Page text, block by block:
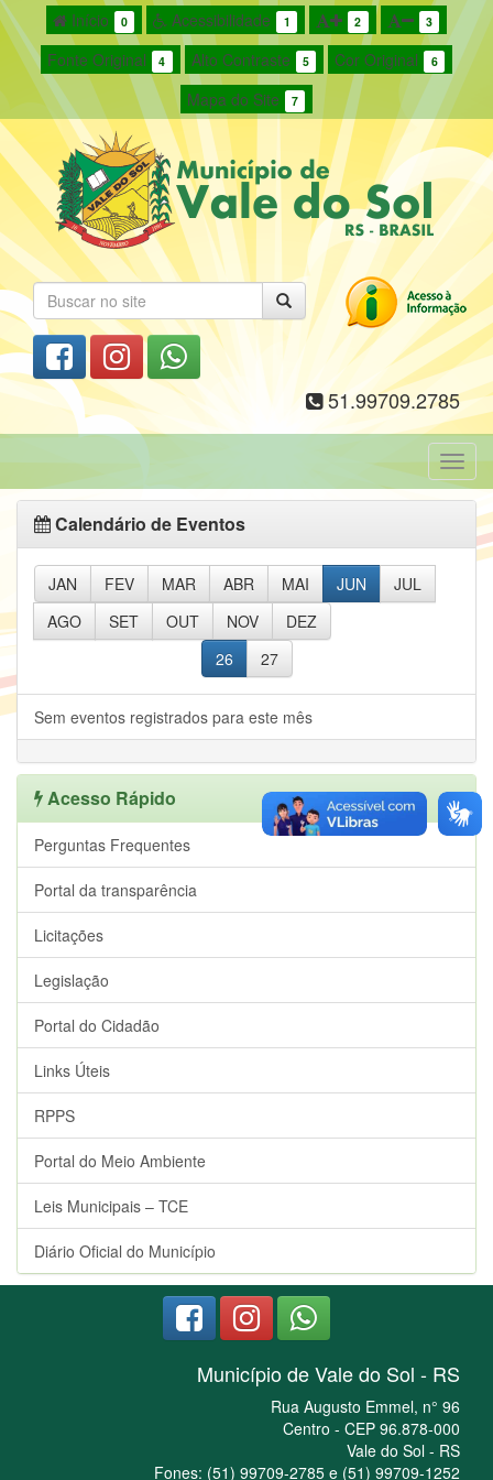
Início 0 Acessibilidade 1 2 3
Fonte Original 4 Alto Contraste 5 Cor Original 6
Mapa do Site 7
51.99709.2785
Calendário de Eventos
JAN FEV MAR ABR MAI JUN
JUL
AGO
SET OUT NOV
DEZ
26
27
Sem eventos registrados para este mês
Acesso Rápido
Perguntas Frequentes
Portal da transparência
Licitações
Legislação
Portal do Cidadão
Links Úteis
RPPS
Portal do Meio Ambiente
Leis Municipais – TCE
Diário Oficial do Município
Município de Vale do Sol - RS
Rua Augusto Emmel, n° 96
Centro - CEP 96.878-000
Vale do Sol - RS
Fones: (51) 99709-2785 e (51) 99709-1252